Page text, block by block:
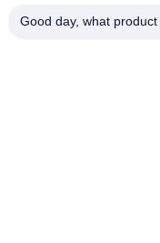
impresora cápsula
Good day, what